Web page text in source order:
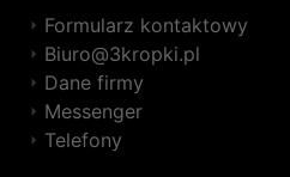
Formularz kontaktowy
Biuro@3kropki.pl
Dane firmy
Messenger
Telefony